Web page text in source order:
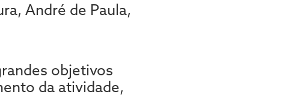
André de Paula,
objetivos
da atividade,